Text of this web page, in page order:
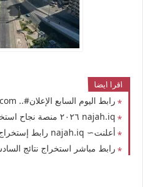
اقرا ايضا
رابط اليوم السابع الإعلان#.. natega.youm7.com نتيجة الثانوية العامة في مصر 2026 برقم الجلوس وبالإسم موقع وزارة التربية والتعليم الصف الثالث الثانوي علمي وأدبي
najah.iq ٢٠٢٦ منصة نجاح استخراج نتائج السادس الاعدادي 2026 في العراق نتائج امتحانات الصف السادس الإعدادي بكافة فروعها في الجمهورية العراقية
أعلنت∼ najah.iq رابط إستخراج موقع منصة نجاح نتائج الصف السادس الاعدادي الدور الثاني 2026 العراق نتائجنا نتائج السادس الاعدادي 2026 العراق الدور الأول حسب الإسم والرقم الامتحاني
رابط مباشر استخراج نتائج السادس الاعدادي الدور الثاني في العراق 2026 بالرقم الامتحاني